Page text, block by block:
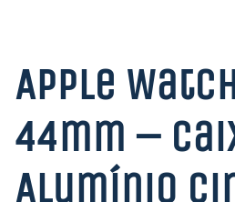
Apple Watch
44mm –
Alumínio